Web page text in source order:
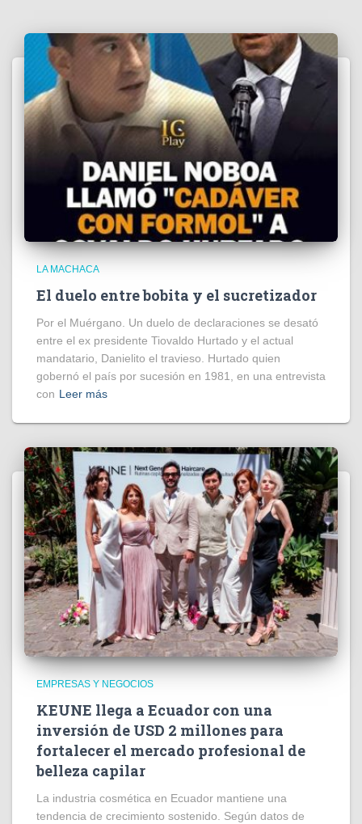
LA MACHACA
El duelo entre bobita y el sucretizador
Por el Muérgano. Un duelo de declaraciones se desató
entre el ex presidente Tiovaldo Hurtado y el actual
mandatario, Danielito el travieso. Hurtado quien
gobernó el país por sucesión en 1981, en una entrevista
con Leer más
EMPRESAS Y NEGOCIOS
KEUNE llega a Ecuador con una
inversión de USD 2 millones para
fortalecer el mercado profesional de
belleza capilar
La industria cosmética en Ecuador mantiene una
tendencia de crecimiento sostenido. Según datos de